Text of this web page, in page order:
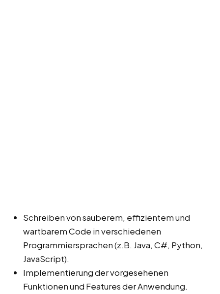
Schreiben von sauberem, effizientem und
wartbarem Code in verschiedenen
Programmiersprachen (z.B. Java, C#, Python,
JavaScript).
Implementierung der vorgesehenen
Funktionen und Features der Anwendung.